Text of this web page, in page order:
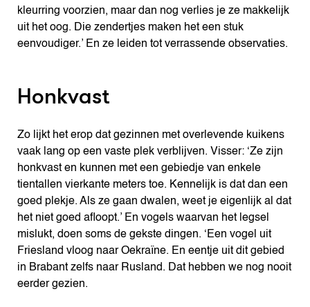
kleurring voorzien, maar dan nog verlies je ze makkelijk
uit het oog. Die zendertjes maken het een stuk
eenvoudiger.’ En ze leiden tot verrassende observaties.
Honkvast
Zo lijkt het erop dat gezinnen met overlevende kuikens
vaak lang op een vaste plek verblijven. Visser: ‘Ze zijn
honkvast en kunnen met een gebiedje van enkele
tientallen vierkante meters toe. Kennelijk is dat dan een
goed plekje. Als ze gaan dwalen, weet je eigenlijk al dat
het niet goed afloopt.’ En vogels waarvan het legsel
mislukt, doen soms de gekste dingen. ‘Een vogel uit
Friesland vloog naar Oekraïne. En eentje uit dit gebied
in Brabant zelfs naar Rusland. Dat hebben we nog nooit
eerder gezien.